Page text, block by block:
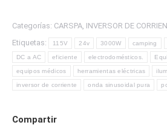
continua
a
corriente
alterna
-
Categorías: CARSPA, INVERSOR DE
Etiquetas:
115V 24v 3000W camping
DC a AC eficiente electrodomésticos.
equipos médicos herramientas eléctricas
inversor de corriente onda sinusoidal pura
Compartir